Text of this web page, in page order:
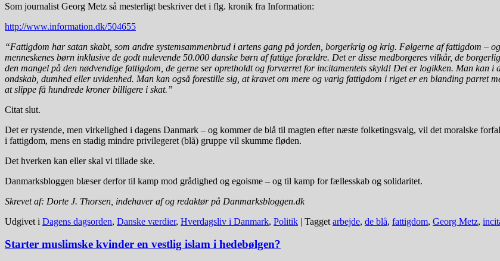
Som journalist Georg Metz så mesterligt beskriver det i flg. kronik fra Information:
http://www.information.dk/504655
“Fattigdom har satan skabt, som andre systemsammenbrud i artens gang på jorden, borgerkrig og krig. Følgerne af fattigdom –
menneskenes børn inklusive de godt nulevende 50.000 danske børn af fattige forældre. Det er disse medborgeres vilkår, de
den mangel på den nødvendige fattigdom, de gerne ser opretholdt og forværret for incitamentets skyld! Det er logikken. Man kan i
ondskab, dumhed eller uvidenhed. Man kan også forestille sig, at kravet om mere og varig fattigdom i riget er en blanding parret
at slippe få hundrede kroner billigere i skat.”
Citat slut.
Det er rystende, men virkelighed i dagens Danmark – og kommer de blå til magten efter næste folketingsvalg, vil det moralske
i fattigdom, mens en stadig mindre privilegeret (blå) gruppe vil skumme fløden.
Det hverken kan eller skal vi tillade ske.
Danmarksbloggen blæser derfor til kamp mod grådighed og egoisme – og til kamp for fællesskab og solidaritet.
Skrevet af: Dorte J. Thorsen, indehaver af og redaktør på Danmarksbloggen.dk
Udgivet i Dagens dagsorden, Danske værdier, Hverdagsliv i Danmark, Politik | Tagget arbejde, de blå, fattigdom, Georg Metz,
Starter muslimske kvinder en vestlig islam i hedebølgen?